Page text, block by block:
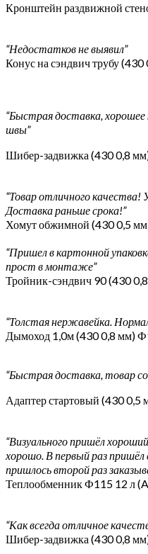
Кронштейн раздвижной
“Недостатков не выявил”
Конус на сэндвич трубу
“Быстрая доставка,
швы”
Шибер-задвижка (430 0,8
“Товар отличного
Доставка раньше срока!”
Хомут обжимной (430 0,5
“Пришел в картонной
прост в монтаже”
Тройник-сэндвич 90 (430
“Толстая нержавейка.
Дымоход 1,0м (430 0,8 мм)
“Быстрая доставка, товар
Адаптер стартовый (430
“Визуального пришёл
хорошо. В первый раз
пришлось второй раз
Теплообменник Ф115 12 л
“Как всегда отличное
Шибер-задвижка (430 0,8